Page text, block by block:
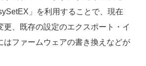
」を利用することで、現在
更、既存の設定のエクスポート・イ
はファームウェアの書き換えなどが